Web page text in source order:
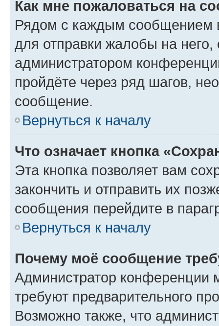
Как мне пожаловаться на
Рядом с каждым сообщением
для отправки жалобы на
администратором
пройдёте через ряд шагов,
сообщение.
Вернуться к началу
Что означает кнопка
Эта кнопка позволяет вам
закончить и отправить их
сообщения перейдите в
Вернуться к началу
Почему моё сообщение
Администратор конференции
требуют предварительного
Возможно также, что